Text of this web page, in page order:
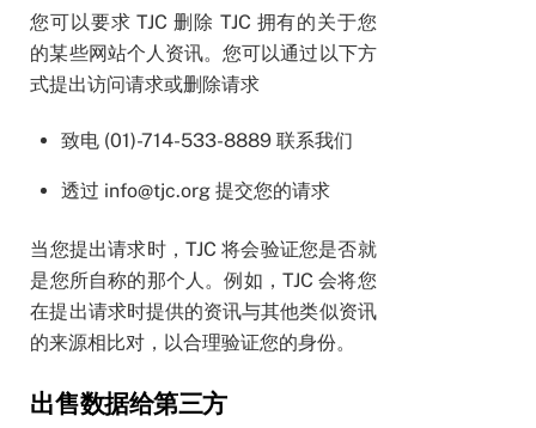
您可以要求 TJC 删除 TJC 拥有的关于您
的某些网站个人资讯。您可以通过以下方
式提出访问请求或删除请求
致电 (01)-714-533-8889 联系我们
透过 info@tjc.org 提交您的请求
当您提出请求时，TJC 将会验证您是否就
是您所自称的那个人。例如，TJC 会将您
在提出请求时提供的资讯与其他类似资讯
的来源相比对，以合理验证您的身份。
出售数据给第三方